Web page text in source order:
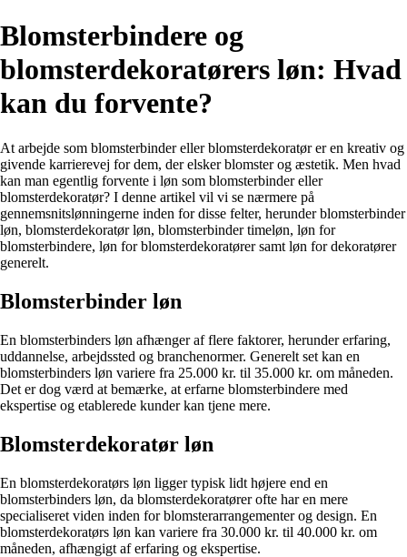
Blomsterbindere og
blomsterdekoratørers løn: Hvad
kan du forvente?
At arbejde som blomsterbinder eller blomsterdekoratør er en kreativ og
givende karrierevej for dem, der elsker blomster og æstetik. Men hvad
kan man egentlig forvente i løn som blomsterbinder eller
blomsterdekoratør? I denne artikel vil vi se nærmere på
gennemsnitslønningerne inden for disse felter, herunder blomsterbinder
løn, blomsterdekoratør løn, blomsterbinder timeløn, løn for
blomsterbindere, løn for blomsterdekoratører samt løn for dekoratører
generelt.
Blomsterbinder løn
En blomsterbinders løn afhænger af flere faktorer, herunder erfaring,
uddannelse, arbejdssted og branchenormer. Generelt set kan en
blomsterbinders løn variere fra 25.000 kr. til 35.000 kr. om måneden.
Det er dog værd at bemærke, at erfarne blomsterbindere med
ekspertise og etablerede kunder kan tjene mere.
Blomsterdekoratør løn
En blomsterdekoratørs løn ligger typisk lidt højere end en
blomsterbinders løn, da blomsterdekoratører ofte har en mere
specialiseret viden inden for blomsterarrangementer og design. En
blomsterdekoratørs løn kan variere fra 30.000 kr. til 40.000 kr. om
måneden, afhængigt af erfaring og ekspertise.